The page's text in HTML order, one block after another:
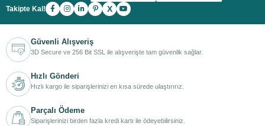
Takipte Kal! X
Güvenli Alışveriş
3D Secure ve 256 Bit SSL ile alışverişte tam güvenlik sağlar.
Hızlı Gönderi
Hızlı kargo ile siparişlerinizi en kısa sürede ulaştırırız.
Parçalı Ödeme
Siparişlerinizi birden fazla kredi kartı ile ödeyebilirsiniz.